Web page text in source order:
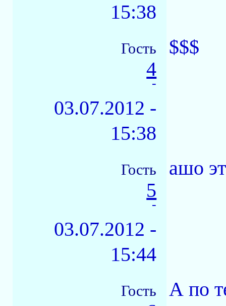
15:38
Гость
4
-
03.07.2012 -
15:38
$$$
Гость
5
-
03.07.2012 -
15:44
ашо
Гость А по